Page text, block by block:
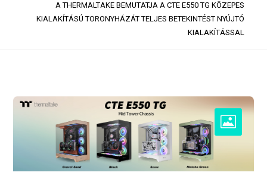
A THERMALTAKE BEMUTATJA A CTE E550 TG KÖZEPES
KIALAKÍTÁSÚ TORONYHÁZÁT TELJES BETEKINTÉST NYÚJTÓ
KIALAKÍTÁSSAL